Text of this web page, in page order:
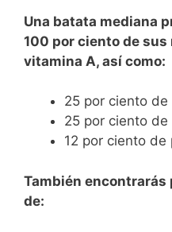
Una batata mediana
100 por ciento de
vitamina A, así como:
25 por ciento de
25 por ciento
12 por ciento de
También
de: